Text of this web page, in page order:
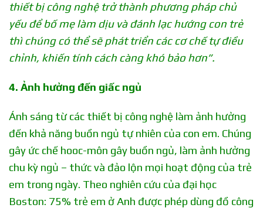
thiết bị công nghệ trở thành phương pháp chủ
yếu để bố mẹ làm dịu và đánh lạc hướng con trẻ
thì chúng có thể sẽ phát triển các cơ chế tự điều
chỉnh, khiến tính cách càng khó bảo hơn”.
4. Ảnh hưởng đến giấc ngủ
Ánh sáng từ các thiết bị công nghệ làm ảnh hưởng
đến khả năng buồn ngủ tự nhiên của con em. Chúng
gây ức chế hooc-môn gây buồn ngủ, làm ảnh hưởng
chu kỳ ngủ – thức và đảo lộn mọi hoạt động của trẻ
em trong ngày. Theo nghiên cứu của đại học
Boston: 75% trẻ em ở Anh được phép dùng đồ công